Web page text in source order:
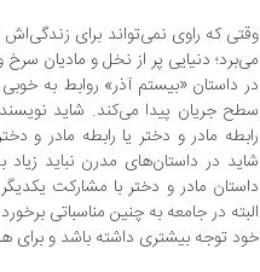
وقتی که راوی نمی‌تواند برای
می‌برد؛ دنیایی پر از نخل و مادیان
در داستان «بیستم آذر» روابط به
سطح جریان پیدا می‌کند. شاید
رابطه مادر و دختر یا رابطه مادر و
شاید در داستان‌های مدرن نباید
داستان مادر و دختر با مشارکت
البته در جامعه به چنین مناسباتی
خود توجه بیشتری داشته باشد و برای